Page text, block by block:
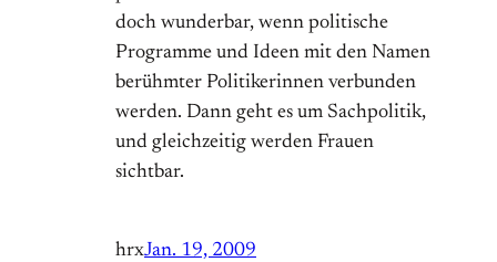
doch wunderbar, wenn politische
Programme und Ideen mit den Namen
berühmter Politikerinnen verbunden
werden. Dann geht es um Sachpolitik,
und gleichzeitig werden Frauen
sichtbar.
hrxJan. 19, 2009